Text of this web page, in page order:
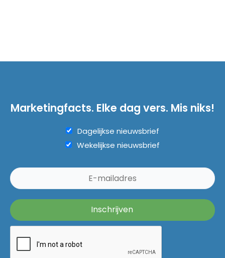
Marketingfacts. Elke dag vers. Mis niks!
Dagelijkse nieuwsbrief
Wekelijkse nieuwsbrief